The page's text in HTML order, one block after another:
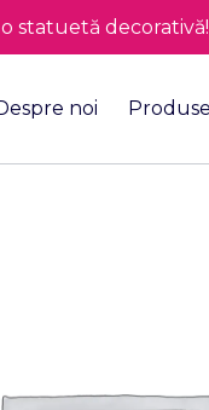
statuetă decorativă!
noi Produse